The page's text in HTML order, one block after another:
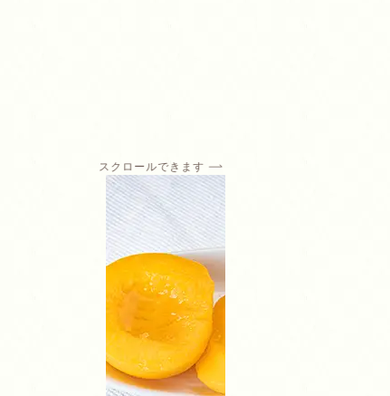
スクロールできます